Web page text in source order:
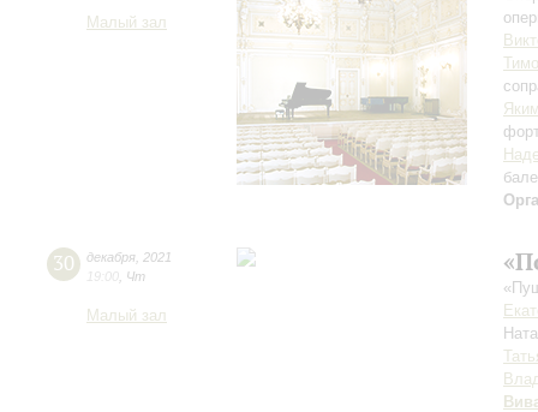
Малый зал
30 декабря 2021
19:00 Чт
Малый зал